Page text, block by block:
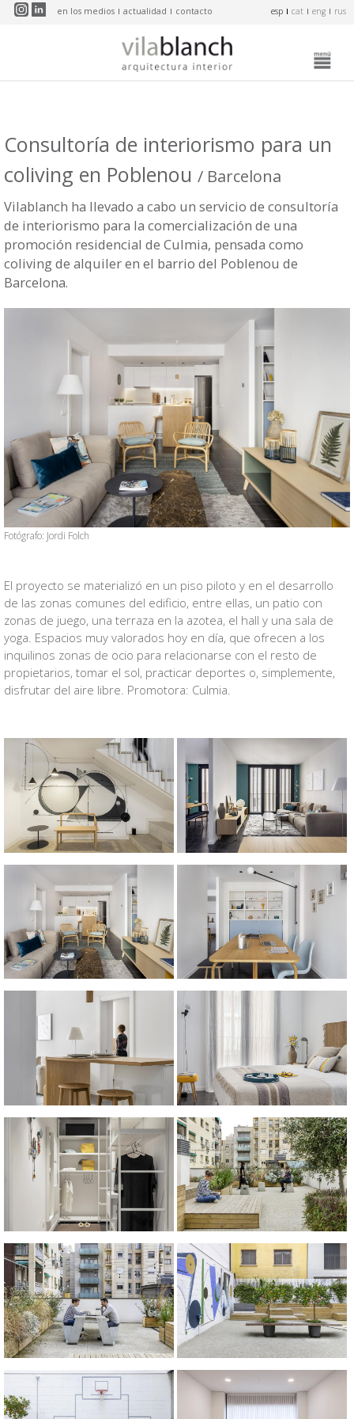
Pasar al contenido principal
en los medios actualidad contacto esp cat eng rus
Consultoría de interiorismo para un
coliving en Poblenou / Barcelona
Vilablanch ha llevado a cabo un servicio de consultoría
de interiorismo para la comercialización de una
promoción residencial de Culmia, pensada como
coliving de alquiler en el barrio del Poblenou de
Barcelona.
Fotógrafo: Jordi Folch
El proyecto se materializó en un piso piloto y en el desarrollo
de las zonas comunes del edificio, entre ellas, un patio con
zonas de juego, una terraza en la azotea, el hall y una sala de
yoga. Espacios muy valorados hoy en día, que ofrecen a los
inquilinos zonas de ocio para relacionarse con el resto de
propietarios, tomar el sol, practicar deportes o, simplemente,
disfrutar del aire libre. Promotora: Culmia.